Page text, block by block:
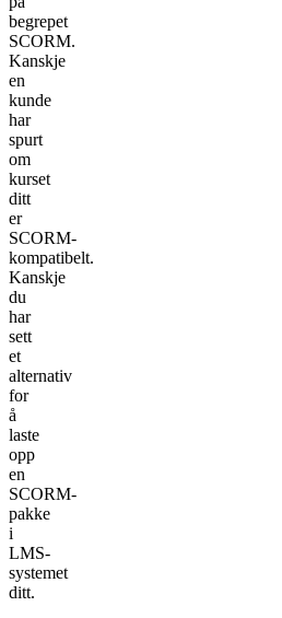
begrepet
SCORM.
Kanskje
en
kunde
har
spurt
om
kurset
ditt
er
SCORM-
kompatibelt.
Kanskje
du
har
sett
et
alternativ
for
å
laste
opp
en
SCORM-
pakke
i
LMS-
systemet
ditt.